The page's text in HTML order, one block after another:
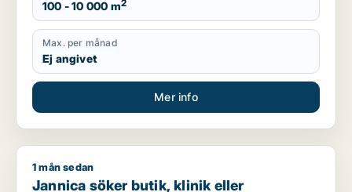
100 - 10 000 m2
Max. per månad
Ej angivet
Mer info
Jannica söker butik, klinik eller showroom för uthyrning i
1 mån sedan
Jannica söker butik, klinik eller